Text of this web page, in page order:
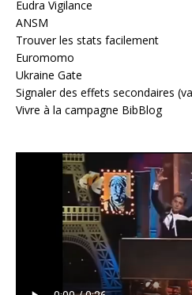
Eudra Vigilance
ANSM
Trouver les stats facilement
Euromomo
Ukraine Gate
Signaler des effets secondaires
Vivre à la campagne BibBlog